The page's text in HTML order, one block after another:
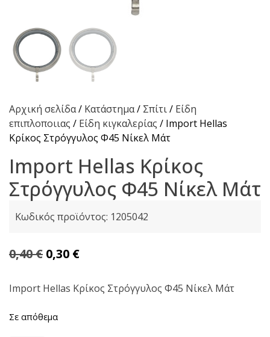
Αρχική σελίδα/ Κατάστημα/ Σπίτι/ Είδη
επιπλοποιιας / Είδη κιγκαλερίας / Import Hellas
Κρίκος Στρόγγυλος Φ45 Νίκελ Μάτ
Import Hellas Κρίκος
Στρόγγυλος Φ45 Νίκελ Μάτ
Κωδικός προϊόντος: 1205042
0,40€ Original
was:
0,30 €Η
τιμή
Import Hellas Κρίκος Στρόγγυλος Φ45 Νίκελ Μάτ
Σε απόθεμα